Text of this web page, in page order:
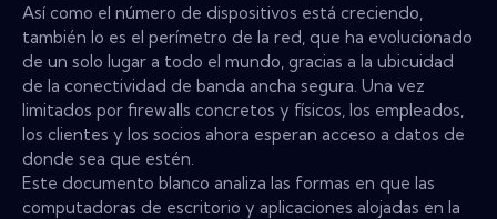
Así como el número de dispositivos está creciendo,
también lo es el perímetro de la red, que ha evolucionado
de un solo lugar a todo el mundo, gracias a la ubicuidad
de la conectividad de banda ancha segura. Una vez
limitados por firewalls concretos y físicos, los empleados,
los clientes y los socios ahora esperan acceso a datos de
donde sea que estén.
Este documento blanco analiza las formas en que las
computadoras de escritorio y aplicaciones alojadas en la